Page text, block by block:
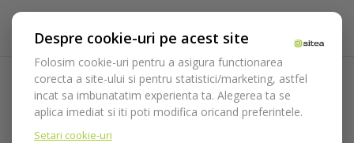
Despre cookie-uri pe acest site
Folosim cookie-uri pentru a asigura functionarea
corecta a site-ului si pentru statistici/marketing, astfel
incat sa imbunatatim experienta ta. Alegerea ta se
aplica imediat si iti poti modifica oricand preferintele.
Setari cookie-uri
Role si teste de sterilizare
Acasa Consumabile Dezinfectie si intretinere
Role si